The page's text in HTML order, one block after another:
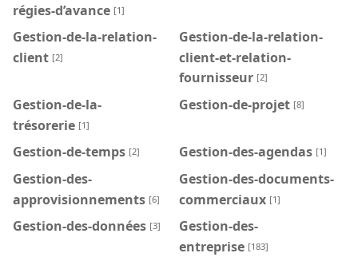
régies-d’avance [1]
Gestion-de-la-relation-
client [2]
Gestion-de-la-relation-
client-et-relation-
fournisseur [2]
Gestion-de-la-
trésorerie [1]
Gestion-de-projet [8]
Gestion-de-temps [2] Gestion-des-agendas [1]
Gestion-des-
approvisionnements [6]
Gestion-des-documents-
commerciaux [1]
Gestion-des-données [3]
Gestion-des-
entreprise [183]